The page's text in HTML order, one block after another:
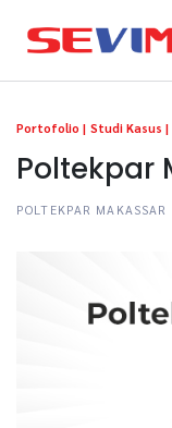
Portofolio | Studi Kasus |
Poltekpar
POLTEKPAR